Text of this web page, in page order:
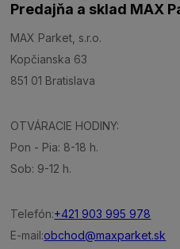
Predajňa a sklad MAX
MAX Parket, s.r.o.
Kopčianska 63
851 01 Bratislava
OTVÁRACIE HODINY:
Pon - Pia: 8-18 h.
Sob: 9-12 h.
Telefón:+421 903 995 978
E-mail:obchod@maxparket.sk